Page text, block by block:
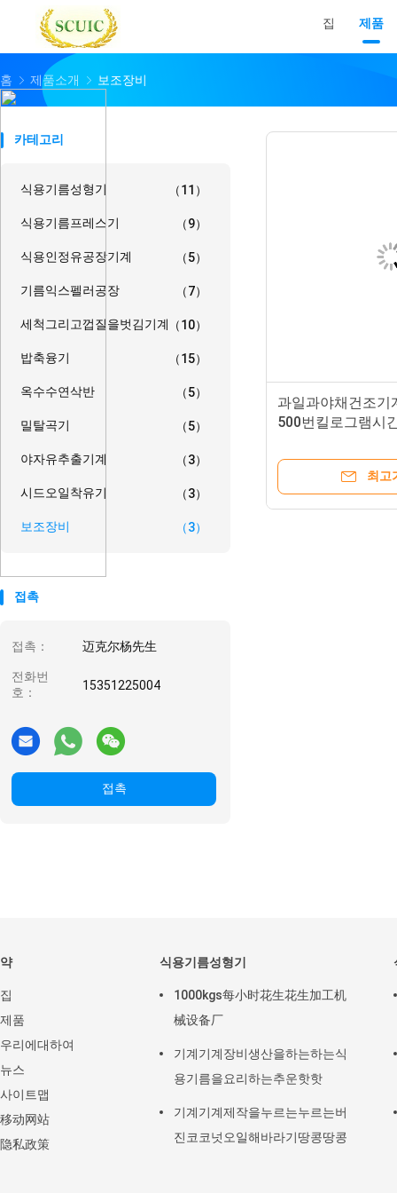
집 제품
홈 제품소개 보조장비
카테고리
식용기름성형기 （11）
식용기름프레스기 （9）
식용인정유공장기계 （5）
기름익스펠러공장 （7）
세척그리고껍질을벗김기계 （10）
밥축융기 （15）
옥수수연삭반 （5）
밀탈곡기 （5）
야자유추출기계 （3）
시드오일착유기 （3）
보조장비 （3）
접촉
접촉： 迈克尔杨先生
전화번
호：
15351225004
접촉
과일과야채건조기
500번킬로그램시
최고
약
집
제품
우리에대하여
뉴스
사이트맵
移动网站
隐私政策
식용기름성형기
1000kgs每小时花生花生加工机
械设备厂
기계기계장비생산을하는하는식
용기름을요리하는추운핫핫
기계기계제작을누르는누르는버
진코코넛오일해바라기땅콩땅콩